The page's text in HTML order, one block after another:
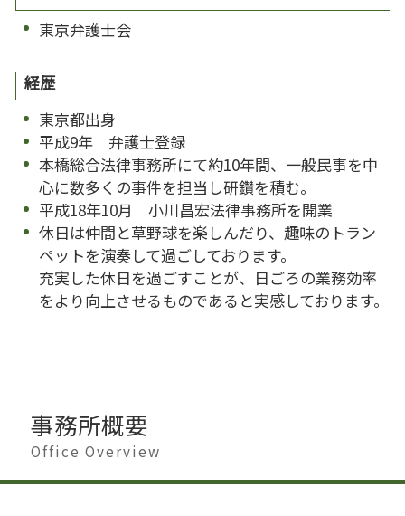
東京弁護士会
経歴
東京都出身
平成9年 弁護士登録
本橋総合法律事務所にて約10年間、一般民事を中
心に数多くの事件を担当し研鑽を積む。
平成18年10月 小川昌宏法律事務所を開業
休日は仲間と草野球を楽しんだり、趣味のトラン
ペットを演奏して過ごしております。
充実した休日を過ごすことが、日ごろの業務効率
をより向上させるものであると実感しております。
事務所概要
Office Overview